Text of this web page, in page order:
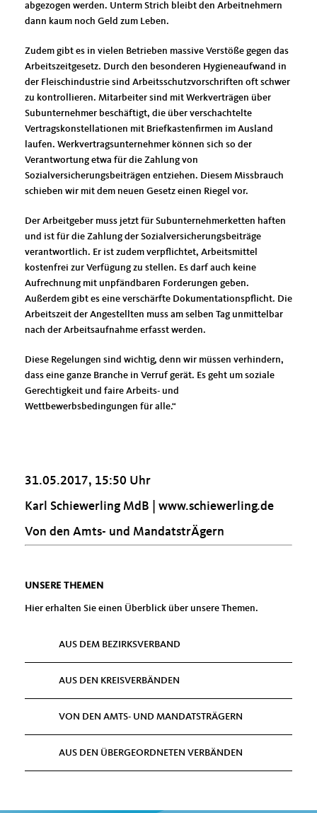
abgezogen werden. Unterm Strich bleibt den Arbeitnehmern
dann kaum noch Geld zum Leben.
Zudem gibt es in vielen Betrieben massive Verstöße gegen das
Arbeitszeitgesetz. Durch den besonderen Hygieneaufwand in
der Fleischindustrie sind Arbeitsschutzvorschriften oft schwer
zu kontrollieren. Mitarbeiter sind mit Werkverträgen über
Subunternehmer beschäftigt, die über verschachtelte
Vertragskonstellationen mit Briefkastenfirmen im Ausland
laufen. Werkvertragsunternehmer können sich so der
Verantwortung etwa für die Zahlung von
Sozialversicherungsbeiträgen entziehen. Diesem Missbrauch
schieben wir mit dem neuen Gesetz einen Riegel vor.
Der Arbeitgeber muss jetzt für Subunternehmerketten haften
und ist für die Zahlung der Sozialversicherungsbeiträge
verantwortlich. Er ist zudem verpflichtet, Arbeitsmittel
kostenfrei zur Verfügung zu stellen. Es darf auch keine
Aufrechnung mit unpfändbaren Forderungen geben.
Außerdem gibt es eine verschärfte Dokumentationspflicht. Die
Arbeitszeit der Angestellten muss am selben Tag unmittelbar
nach der Arbeitsaufnahme erfasst werden.
Diese Regelungen sind wichtig, denn wir müssen verhindern,
dass eine ganze Branche in Verruf gerät. Es geht um soziale
Gerechtigkeit und faire Arbeits- und
Wettbewerbsbedingungen für alle.“
31.05.2017, 15:50 Uhr
Karl Schiewerling MdB | www.schiewerling.de
Von den Amts- und MandatstrÄgern
UNSERE THEMEN
Hier erhalten Sie einen Überblick über unsere Themen.
AUS DEM BEZIRKSVERBAND
AUS DEN KREISVERBÄNDEN
VON DEN AMTS- UND MANDATSTRÄGERN
AUS DEN ÜBERGEORDNETEN VERBÄNDEN